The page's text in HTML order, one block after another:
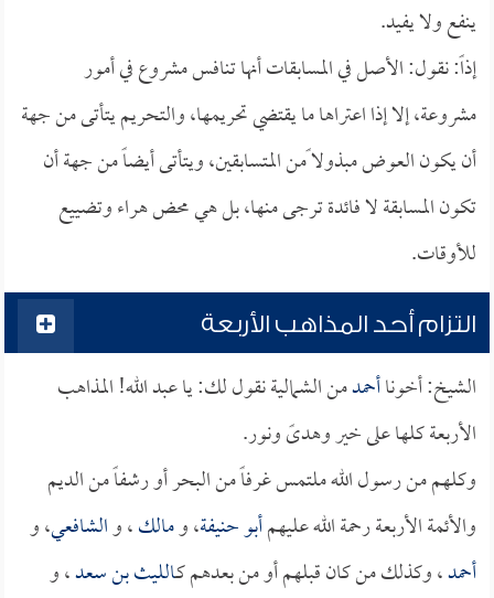
ينفع ولا يفيد.
إذاً: نقول: الأصل في المسابقات أنها تنافس مشروع في أمور
مشروعة، إلا إذا اعتراها ما يقتضي تحريمها، والتحريم يتأتى من جهة
أن يكون العوض مبذولا ًمن المتسابقين، ويتأتى أيضاً من جهة أن
تكون المسابقة لا فائدة ترجى منها، بل هي محض هراء وتضييع
للأوقات.
التزام أحد المذاهب الأربعة
الشيخ: أخوناأحمدمن الشمالية نقول لك: يا عبد الله! المذاهب
الأربعة كلها على خير وهدىً ونور.
وكلهم من رسول الله ملتمس غرفاً من البحر أو رشفاً من الديم
والأئمة الأربعة رحمة الله عليهمأبو حنيفة، ومالك، والشافعي، و
أحمد، وكذلك من كان قبلهم أو من بعدهم كـالليث بن سعد، و